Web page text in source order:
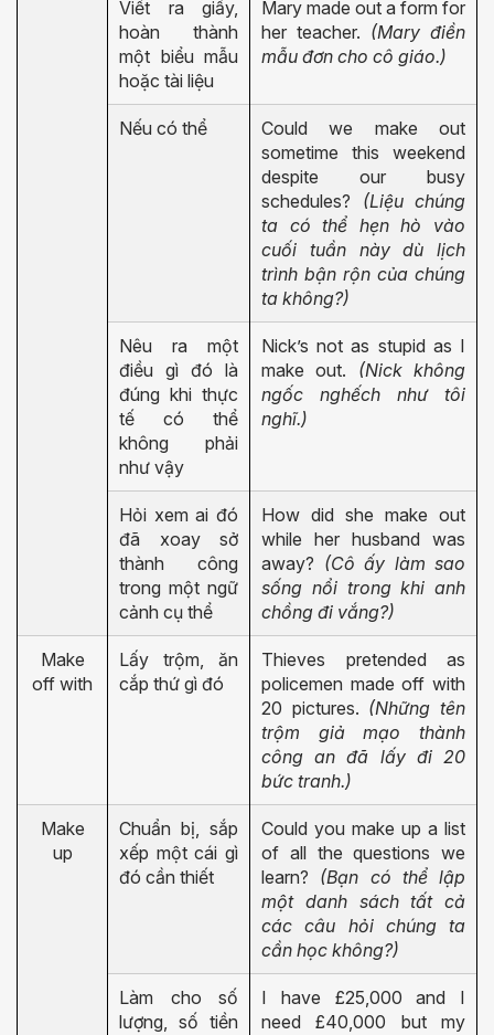
Viết ra giấy,
hoàn thành
một biểu mẫu
hoặc tài liệu
Mary made out a form for
her teacher. (Mary điền
mẫu đơn cho cô giáo.)
Nếu có thể
Could we make out
sometime this weekend
despite our busy
schedules? (Liệu chúng
ta có thể hẹn hò vào
cuối tuần này dù lịch
trình bận rộn của chúng
ta không?)
Nêu ra một
điều gì đó là
đúng khi thực
tế có thể
không phải
như vậy
Nick’s not as stupid as I
make out. (Nick không
ngốc nghếch như tôi
nghĩ.)
Hỏi xem ai đó
đã xoay sở
thành công
trong một ngữ
cảnh cụ thể
How did she make out
while her husband was
away? (Cô ấy làm sao
sống nổi trong khi anh
chồng đi vắng?)
Make
off with
Lấy trộm, ăn
cắp thứ gì đó
Thieves pretended as
policemen made off with
20 pictures. (Những tên
trộm giả mạo thành
công an đã lấy đi 20
bức tranh.)
Make
up
Chuẩn bị, sắp
xếp một cái gì
đó cần thiết
Could you make up a list
of all the questions we
learn? (Bạn có thể lập
một danh sách tất cả
các câu hỏi chúng ta
cần học không?)
Làm cho số
lượng, số tiền
I have £25,000 and I
need £40,000 but my